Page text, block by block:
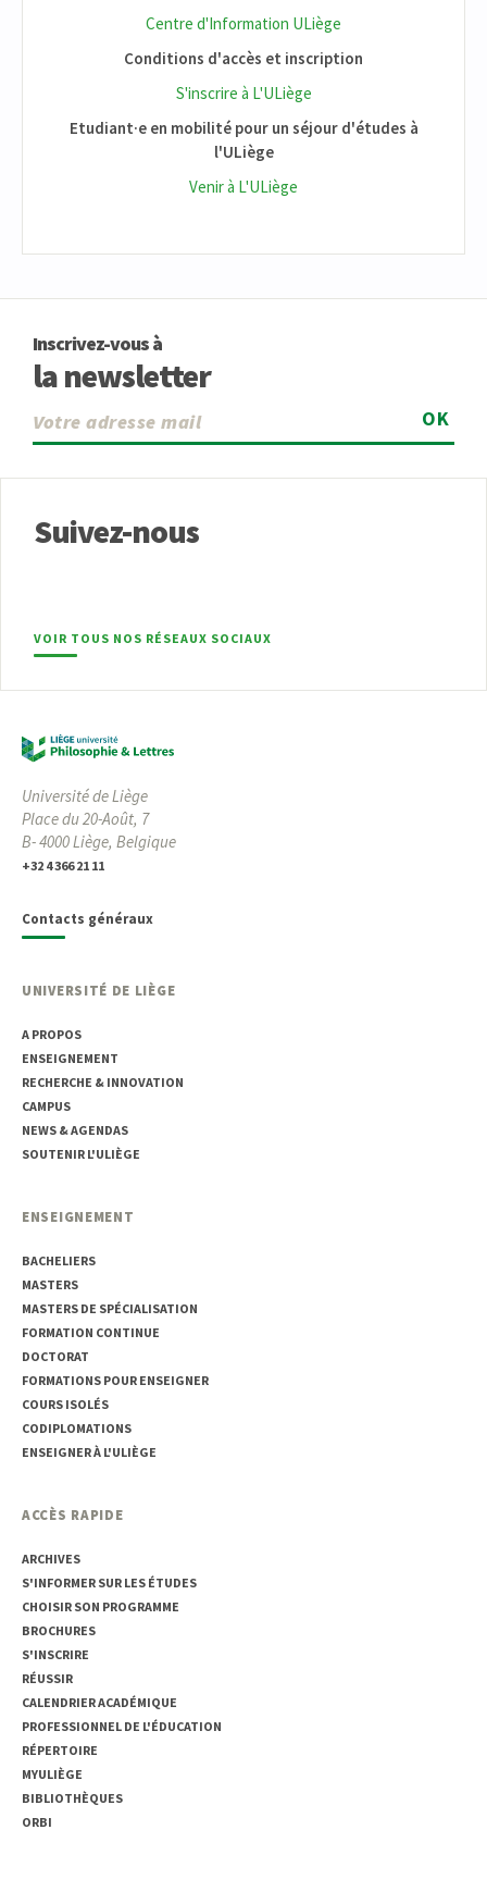
Centre d'Information ULiège
Conditions d'accès et inscription
S'inscrire à L'ULiège
Etudiant·e en mobilité pour un séjour d'études à
l'ULiège
Venir à L'ULiège
Inscrivez-vous à
la newsletter
OK
Suivez-nous
VOIR TOUS NOS RÉSEAUX SOCIAUX
Université de Liège
Place du 20-Août, 7
B- 4000 Liège, Belgique
+32 4 366 21 11
Contacts généraux
UNIVERSITÉ DE LIÈGE
A PROPOS
ENSEIGNEMENT
RECHERCHE & INNOVATION
CAMPUS
NEWS & AGENDAS
SOUTENIR L'ULIÈGE
ENSEIGNEMENT
BACHELIERS
MASTERS
MASTERS DE SPÉCIALISATION
FORMATION CONTINUE
DOCTORAT
FORMATIONS POUR ENSEIGNER
COURS ISOLÉS
CODIPLOMATIONS
ENSEIGNER À L'ULIÈGE
ACCÈS RAPIDE
ARCHIVES
S'INFORMER SUR LES ÉTUDES
CHOISIR SON PROGRAMME
BROCHURES
S'INSCRIRE
RÉUSSIR
CALENDRIER ACADÉMIQUE
PROFESSIONNEL DE L'ÉDUCATION
RÉPERTOIRE
MYULIÈGE
BIBLIOTHÈQUES
ORBI